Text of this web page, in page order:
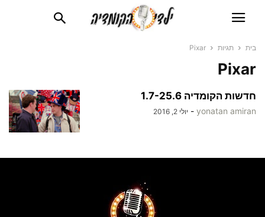
בית תגיות Pixar
Pixar
חדשות הקומדיה 1.7-25.6
yonatan amiran
- יולי 2, 2016